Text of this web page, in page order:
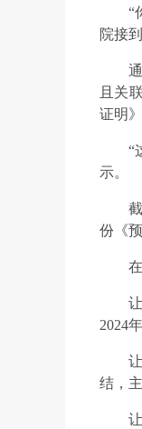
“
院接
且关
证明》
“
示。
份《
2024
结，